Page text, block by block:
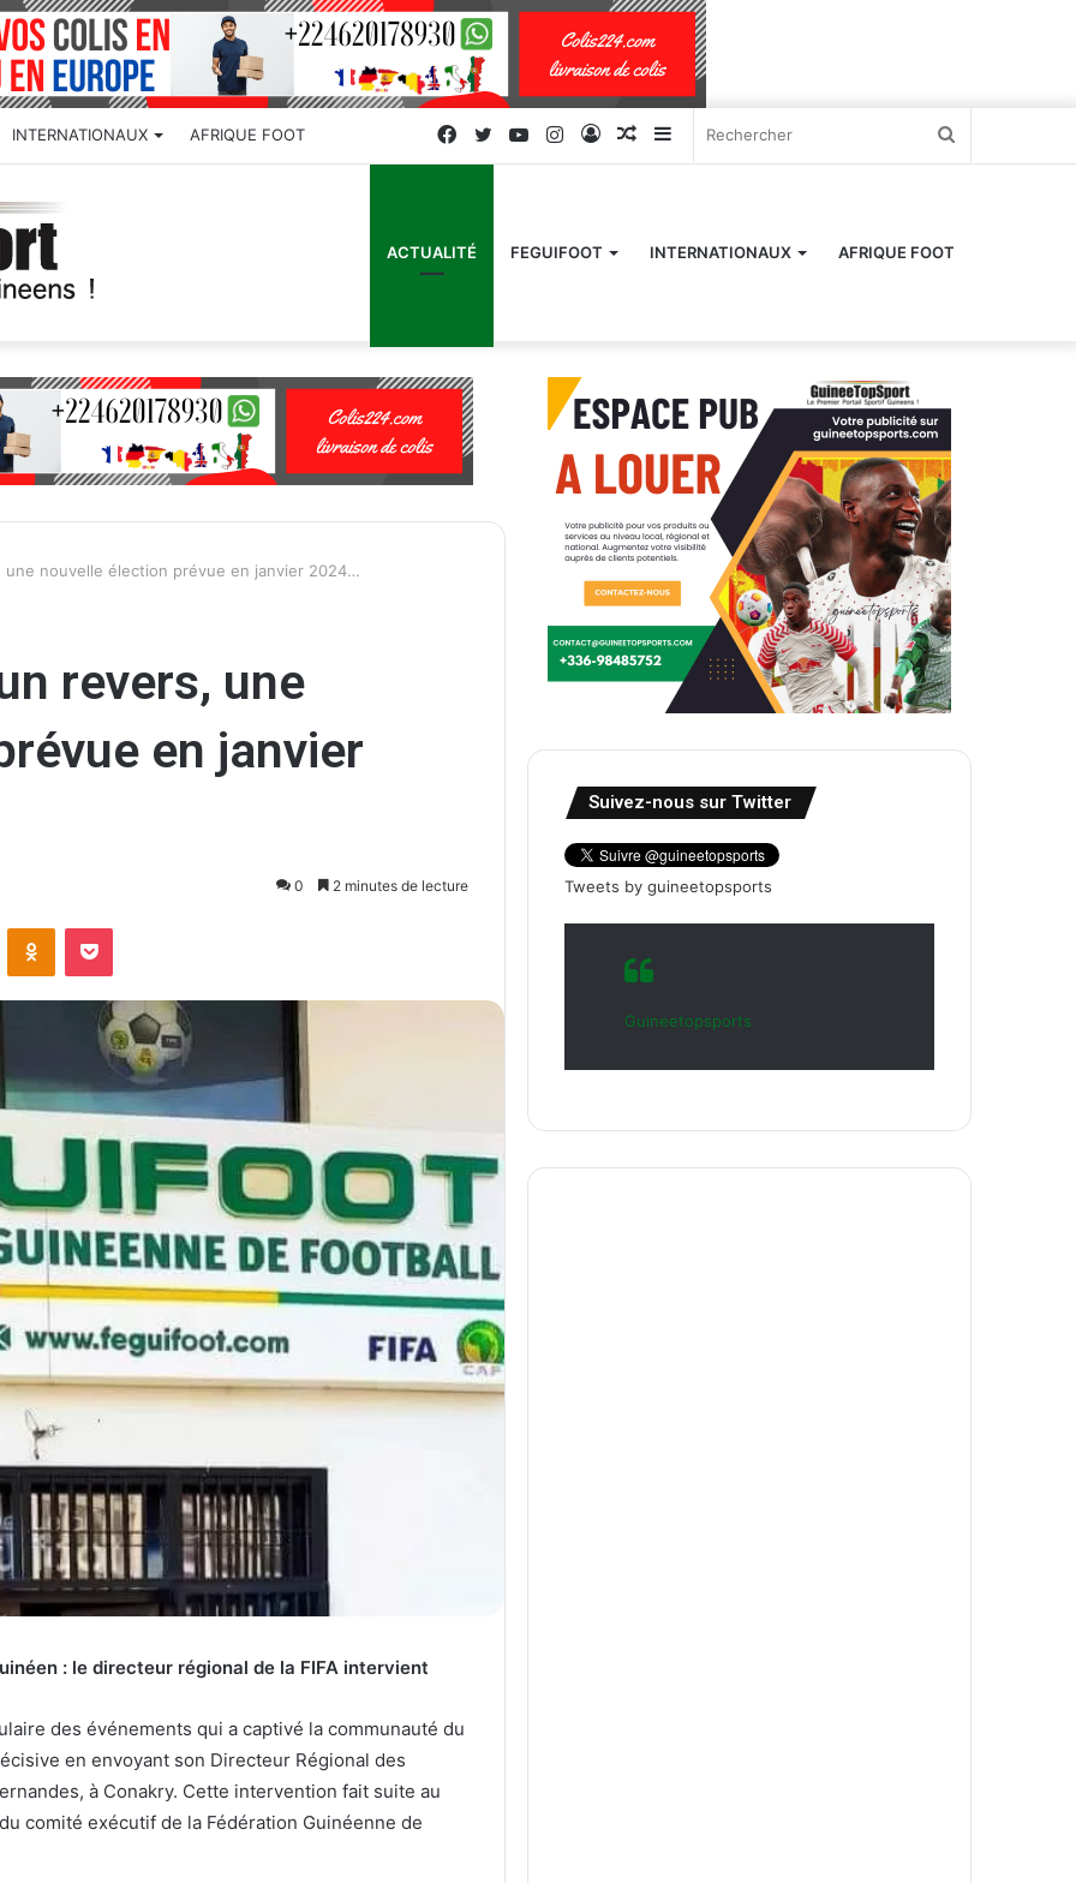
INTERNATIONAUX AFRIQUE FOOT Sidebar
latérale)
Article
Connexion
Instagram
YouTube
Twitter
Facebook
ACTUALITÉ FEGUIFOOT INTERNATIONAUX AFRIQUE FOOT
nouvelle élection prévue en janvier 2024…
revers, une
en janvier
0 2 minutes de lecture
: le directeur régional de la FIFA intervient
des événements qui a captivé la communauté du
en envoyant son Directeur Régional des
à Conakry. Cette intervention fait suite au
comité exécutif de la Fédération Guinéenne de
Suivez-nous sur Twitter
Tweets by guineetopsports
Guineetopsports